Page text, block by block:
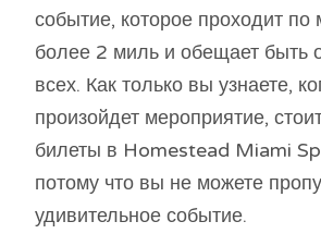
событие, которое проходит по
более 2 миль и обещает быть
всех. Как только вы узнаете,
произойдет мероприятие,
билеты в Homestead Miami
потому что вы не можете
удивительное событие.